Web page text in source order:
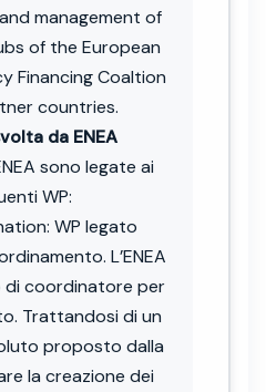
management of
of the European
Financing Coaltion
countries.
da ENEA
sono legate ai
WP:
WP legato
L’ENEA
di coordinatore per
Trattandosi di un
proposto dalla
la creazione dei